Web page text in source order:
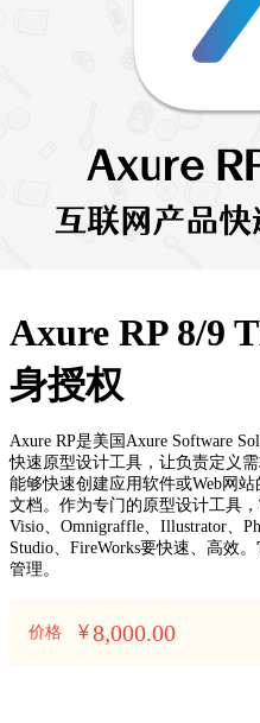
Axure RP 8/9
身授权
Axure RP是美国Axure Software
快速原型设计工具，让负责定义
能够快速创建应用软件或Web网
文档。作为专门的原型设计工具
Visio、Omnigraffle、Illustrator、
Studio、FireWorks要快速、高效
管理。
价格 ¥8,000.00